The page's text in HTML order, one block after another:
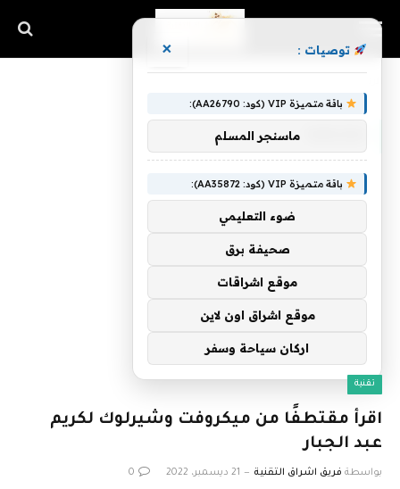
تقنية
اقرأ مقتطفًا من ميكروفت وشيرلوك لكريم
عبد الجبار
بواسطة فريق اشراق التقنية 21 ديسمبر، 2022 0
توصيات : ×
باقة متميزة VIP (كود: AA26790):
ماسنجر المسلم
باقة متميزة VIP (كود: AA35872):
ضوء التعليمي
صحيفة برق
موقع اشراقات
موقع اشراق اون لاين
اركان سياحة وسفر